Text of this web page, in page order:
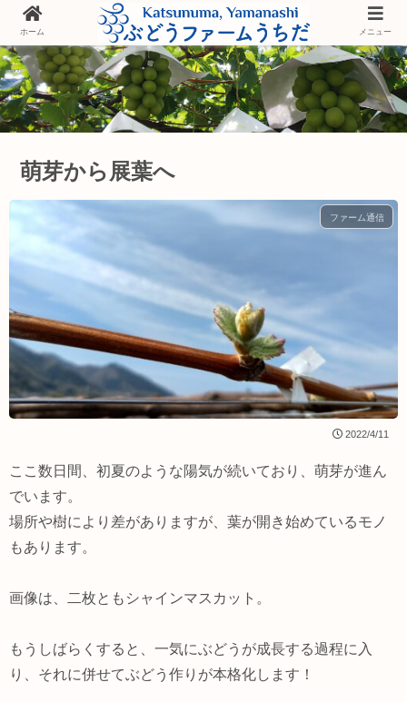
萌芽から展葉へ
ファーム通信
2022/4/11
ここ数日間、初夏のような陽気が続いており、萌芽が進ん
でいます。
場所や樹により差がありますが、葉が開き始めているモノ
もあります。
画像は、二枚ともシャインマスカット。
もうしばらくすると、一気にぶどうが成長する過程に入
り、それに併せてぶどう作りが本格化します！
ホーム メニュー